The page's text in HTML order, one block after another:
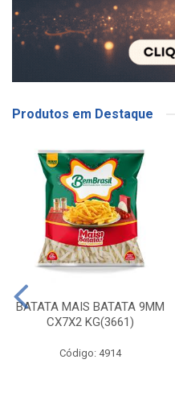
Produtos em Destaque
BATATA MAIS BATATA 9MM
CX7X2 KG(3661)
Código: 4914